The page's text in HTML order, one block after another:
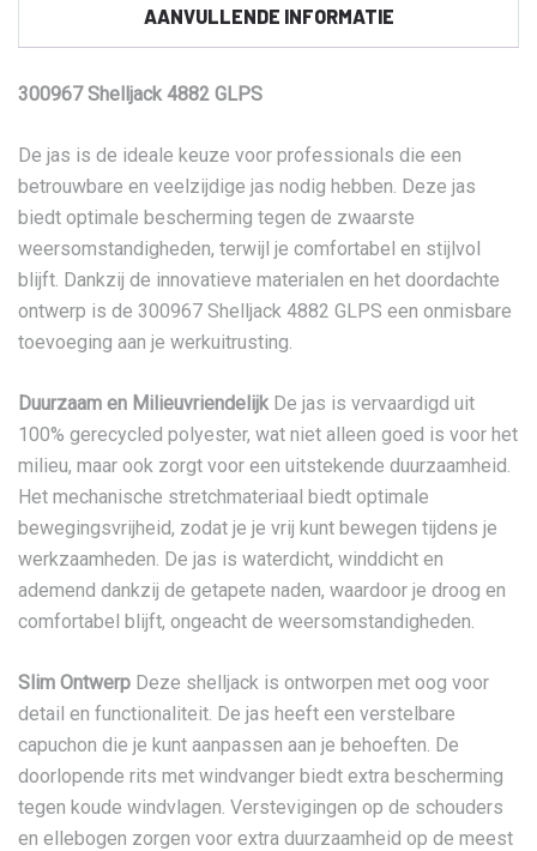
AANVULLENDE INFORMATIE
300967 Shelljack 4882 GLPS
De jas is de ideale keuze voor professionals die een
betrouwbare en veelzijdige jas nodig hebben. Deze jas
biedt optimale bescherming tegen de zwaarste
weersomstandigheden, terwijl je comfortabel en stijlvol
blijft. Dankzij de innovatieve materialen en het doordachte
ontwerp is de 300967 Shelljack 4882 GLPS een onmisbare
toevoeging aan je werkuitrusting.
Duurzaam en MilieuvriendelijkDe jas is vervaardigd uit
100% gerecycled polyester, wat niet alleen goed is voor het
milieu, maar ook zorgt voor een uitstekende duurzaamheid.
Het mechanische stretchmateriaal biedt optimale
bewegingsvrijheid, zodat je je vrij kunt bewegen tijdens je
werkzaamheden. De jas is waterdicht, winddicht en
ademend dankzij de getapete naden, waardoor je droog en
comfortabel blijft, ongeacht de weersomstandigheden.
Slim Ontwerp Deze shelljack is ontworpen met oog voor
detail en functionaliteit. De jas heeft een verstelbare
capuchon die je kunt aanpassen aan je behoeften. De
doorlopende rits met windvanger biedt extra bescherming
tegen koude windvlagen. Verstevigingen op de schouders
en ellebogen zorgen voor extra duurzaamheid op de meest